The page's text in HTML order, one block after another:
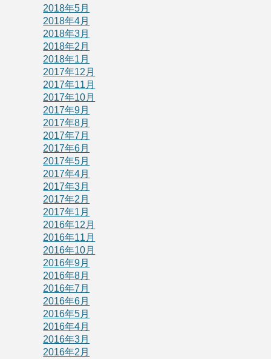
2018年5月
2018年4月
2018年3月
2018年2月
2018年1月
2017年12月
2017年11月
2017年10月
2017年9月
2017年8月
2017年7月
2017年6月
2017年5月
2017年4月
2017年3月
2017年2月
2017年1月
2016年12月
2016年11月
2016年10月
2016年9月
2016年8月
2016年7月
2016年6月
2016年5月
2016年4月
2016年3月
2016年2月